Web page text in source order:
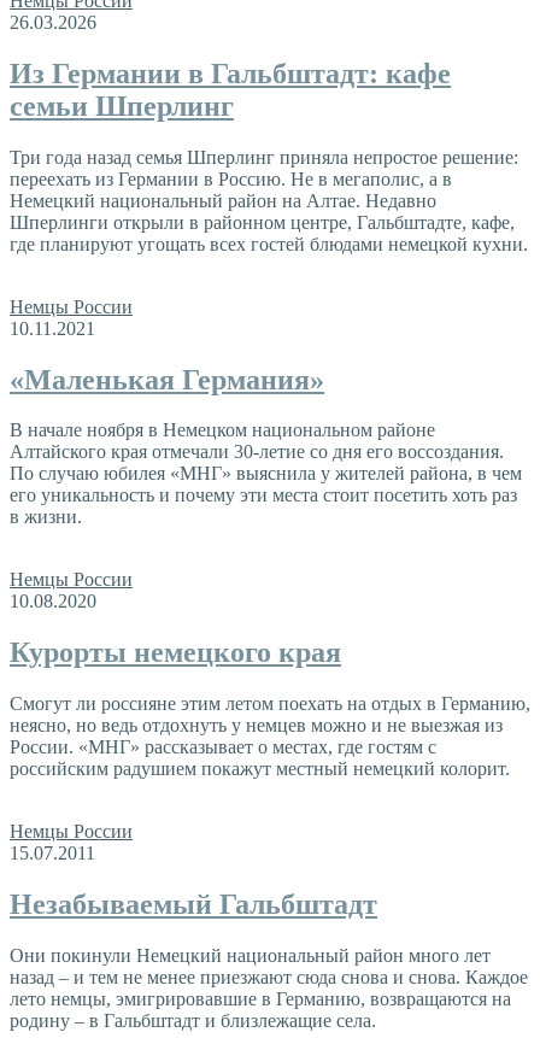
26.03.2026
Из Германии в Гальбштадт: кафе
семьи Шперлинг
Три года назад семья Шперлинг приняла непростое решение:
переехать из Германии в Россию. Не в мегаполис, а в
Немецкий национальный район на Алтае. Недавно
Шперлинги открыли в районном центре, Гальбштадте, кафе,
где планируют угощать всех гостей блюдами немецкой кухни.
Немцы России
10.11.2021
«Маленькая Германия»
В начале ноября в Немецком национальном районе
Алтайского края отмечали 30-летие со дня его воссоздания.
По случаю юбилея «МНГ» выяснила у жителей района, в чем
его уникальность и почему эти места стоит посетить хоть раз
в жизни.
Немцы России
10.08.2020
Курорты немецкого края
Смогут ли россияне этим летом поехать на отдых в Германию,
неясно, но ведь отдохнуть у немцев можно и не выезжая из
России. «МНГ» рассказывает о местах, где гостям с
российским радушием покажут местный немецкий колорит.
Немцы России
15.07.2011
Незабываемый Гальбштадт
Они покинули Немецкий национальный район много лет
назад – и тем не менее приезжают сюда снова и снова. Каждое
лето немцы, эмигрировавшие в Германию, возвращаются на
родину – в Гальбштадт и близлежащие села.